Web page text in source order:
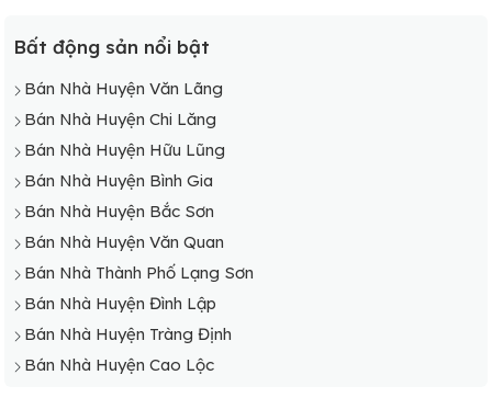
Bất động sản nổi bật
Bán Nhà Huyện Văn Lãng
Bán Nhà Huyện Chi Lăng
Bán Nhà Huyện Hữu Lũng
Bán Nhà Huyện Bình Gia
Bán Nhà Huyện Bắc Sơn
Bán Nhà Huyện Văn Quan
Bán Nhà Thành Phố Lạng Sơn
Bán Nhà Huyện Đình Lập
Bán Nhà Huyện Tràng Định
Bán Nhà Huyện Cao Lộc